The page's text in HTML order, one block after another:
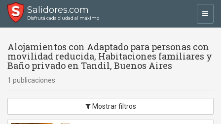
Salidores.com
Disfrutá cada ciudad al máximo
Alojamientos con Adaptado para personas con
movilidad reducida, Habitaciones familiares y
Baño privado en Tandil, Buenos Aires
1 publicaciones
Mostrar filtros